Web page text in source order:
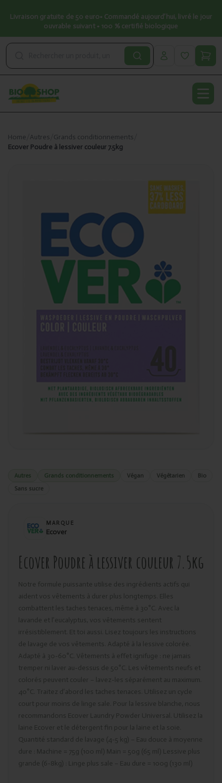
Livraison gratuite de 50 euro• Commandé aujourd’hui, livré le jour
ouvrable suivant • 100 % certifié biologique
Home Autres Grands conditionnements
Ecover Poudre à lessiver couleur 7.5kg
Autres Grands conditionnements Végan Végétarien
Bio
Sans sucre
MARQUE
Ecover
Ecover Poudre à lessiver couleur 7.5kg
Notre formule puissante utilise des ingrédients actifs qui
aident vos vêtements à durer plus longtemps. Elles
combattent les taches tenaces, même à 30°C. Avec la
lavande et l’eucalyptus, vos vêtements sentent
irrésistiblement. Et toi aussi. Lisez toujours les instructions
de lavage de vos vêtements. Adapté à la lessive colorée.
Adapté à 30-60°C. Vêtements à effet ignifuge : ne jamais
tremper ni laver au-dessus de 50°C. Les vêtements neufs et
colorés peuvent couler – lavez-les séparément au maximum.
40°C. Traitez d’abord les taches tenaces. Utilisez un cycle
court pour moins de linge sale. Pour la lessive blanche, nous
recommandons Ecover Laundry Powder Universal. Utilisez la
laine Ecover et le détergent fin pour la laine et la soie.
Quantité standard de lavage (4-5 kg) – Eau douce à moyenne
dure : Machine = 75g (100 ml) Main = 50g (65 ml) Lessive plus
grande (6-8kg) : Linge plus sale – Eau dure = 100g (130 ml)